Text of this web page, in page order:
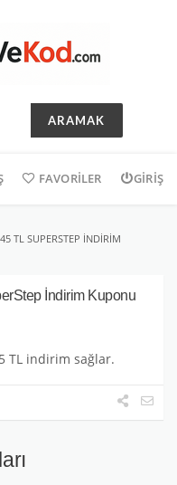
ARAMAK
FAVORILER GIRIŞ
45 TL SUPERSTEP İNDIRIM
İndirim Kuponu
TL indirim sağlar.